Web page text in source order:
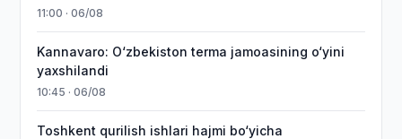
11:00 · 06/08
Kannavaro: O‘zbekiston terma jamoasining o‘yini
yaxshilandi
10:45 · 06/08
Toshkent qurilish ishlari hajmi bo‘yicha